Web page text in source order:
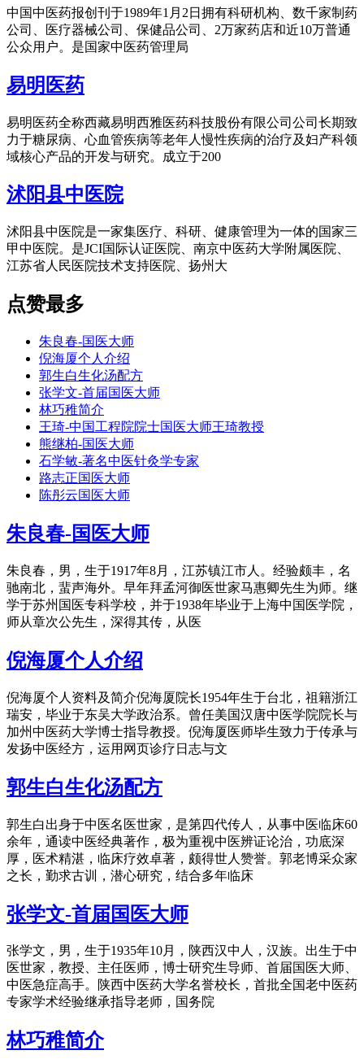
中国中医药报创刊于1989年1月2日拥有科研机构、数千家制药
公司、医疗器械公司、保健品公司、2万家药店和近10万普通
公众用户。是国家中医药管理局
易明医药
易明医药全称西藏易明西雅医药科技股份有限公司公司长期致
力于糖尿病、心血管疾病等老年人慢性疾病的治疗及妇产科领
域核心产品的开发与研究。成立于200
沭阳县中医院
沭阳县中医院是一家集医疗、科研、健康管理为一体的国家三
甲中医院。是JCI国际认证医院、南京中医药大学附属医院、
江苏省人民医院技术支持医院、扬州大
点赞最多
朱良春-国医大师
倪海厦个人介绍
郭生白生化汤配方
张学文-首届国医大师
林巧稚简介
王琦-中国工程院院士国医大师王琦教授
熊继柏-国医大师
石学敏-著名中医针灸学专家
路志正国医大师
陈彤云国医大师
朱良春-国医大师
朱良春，男，生于1917年8月，江苏镇江市人。经验颇丰，名
驰南北，蜚声海外。早年拜孟河御医世家马惠卿先生为师。继
学于苏州国医专科学校，并于1938年毕业于上海中国医学院，
师从章次公先生，深得其传，从医
倪海厦个人介绍
倪海厦个人资料及简介倪海厦院长1954年生于台北，祖籍浙江
瑞安，毕业于东吴大学政治系。曾任美国汉唐中医学院院长与
加州中医药大学博士指导教授。倪海厦医师毕生致力于传承与
发扬中医经方，运用网页诊疗日志与文
郭生白生化汤配方
郭生白出身于中医名医世家，是第四代传人，从事中医临床60
余年，通读中医经典著作，极为重视中医辨证论治，功底深
厚，医术精湛，临床疗效卓著，颇得世人赞誉。郭老博采众家
之长，勤求古训，潜心研究，结合多年临床
张学文-首届国医大师
张学文，男，生于1935年10月，陕西汉中人，汉族。出生于中
医世家，教授、主任医师，博士研究生导师、首届国医大师、
中医急症高手。陕西中医药大学名誉校长，首批全国老中医药
专家学术经验继承指导老师，国务院
林巧稚简介